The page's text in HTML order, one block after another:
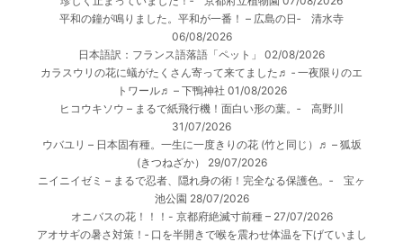
平和の鐘が鳴りました。平和が一番！ – 広島の日‐ 清水寺
06/08/2026
日本語訳：フランス語落語「ペット」
02/08/2026
カラスウリの花に蟻がたくさん寄って来てました♬ ‐ 一夜限りのエ
トワール♬ – 下鴨神社 01/08/2026
ヒコウキソウ – まるで紙飛行機！面白い形の葉。‐ 高野川
31/07/2026
ウバユリ – 日本固有種。一生に一度きりの花 (竹と同じ）♬ – 狐坂
(きつねざか）
29/07/2026
ニイニイゼミ – まるで忍者、隠れ身の術！完全なる保護色。‐ 宝ヶ
池公園 28/07/2026
オニバスの花！！！- 京都府絶滅寸前種 – 27/07/2026
アオサギの暑さ対策！‐ 口を半開きで喉を震わせ体温を下げていまし